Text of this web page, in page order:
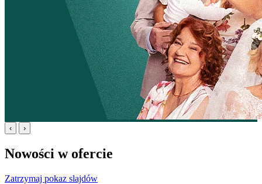
‹ ›
Nowości w ofercie
Zatrzymaj pokaz slajdów